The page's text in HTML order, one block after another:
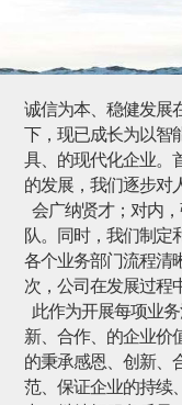
诚信为本、稳健发展
下，现已成长为以智
具、的现代化企业。
的发展，我们逐步对
会广纳贤才；对内
队。同时，我们制定
各个业务部门流程清
次，公司在发展过程
此作为开展每项业
新、合作、的企业价
的秉承感恩、创新、
范、保证企业的持续